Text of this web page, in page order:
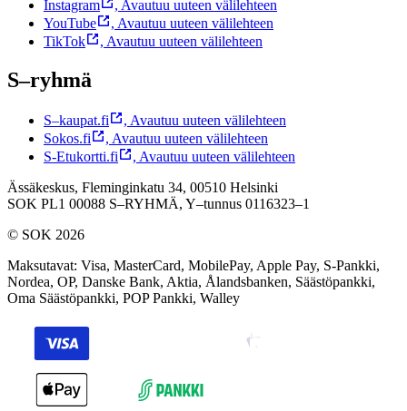
Instagram
, Avautuu uuteen välilehteen
YouTube
, Avautuu uuteen välilehteen
TikTok
, Avautuu uuteen välilehteen
S–ryhmä
S–kaupat.fi , Avautuu uuteen välilehteen
Sokos.fi
, Avautuu uuteen välilehteen
S-Etukortti.fi
, Avautuu uuteen välilehteen
Ässäkeskus, Fleminginkatu 34, 00510 Helsinki
SOK PL1 00088 S–RYHMÄ, Y–tunnus 0116323–1
© SOK 2026
Maksutavat: Visa, MasterCard, MobilePay, Apple Pay, S-Pankki,
Nordea, OP, Danske Bank, Aktia, Ålandsbanken, Säästöpankki,
Oma Säästöpankki, POP Pankki, Walley